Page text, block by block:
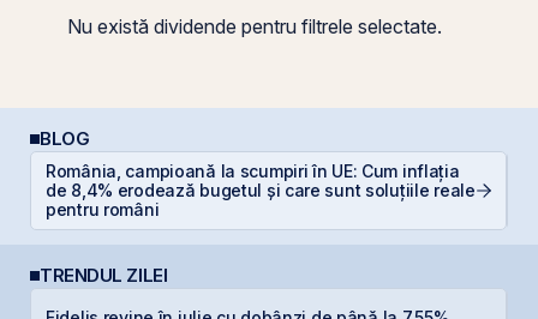
Nu există dividende pentru filtrele selectate.
BLOG
România, campioană la scumpiri în UE: Cum inflația
de 8,4% erodează bugetul și care sunt soluțiile reale
pentru români
TRENDUL ZILEI